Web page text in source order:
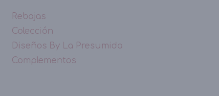
Rebajas
Colección
Diseños By La Presumida
Complementos